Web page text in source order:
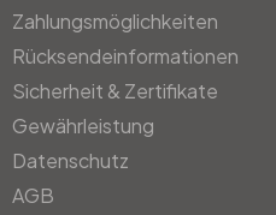
Zahlungsmöglichkeiten
Rücksendeinformationen
Sicherheit & Zertifikate
Gewährleistung
Datenschutz
AGB